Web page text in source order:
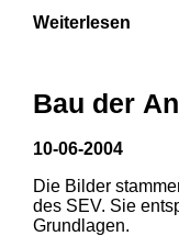
1
Weiterlesen
Bau der
10-06-2004
Die Bilder
des SEV. Sie
Grundlagen.